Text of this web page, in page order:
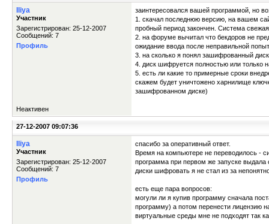
Iliya
Участник
Зарегистрирован: 25-12-2007
Сообщений: 7
Профиль
заинтересовался вашей программой, но
1. скачал последнюю версию, на вашем
пробный период закончен. Система
2. на форуме вычитал что бекдоров не
ожидание ввода после неправильной
3. на сколько я понял зашифрованный
4. диск шифруется полностью или только
5. есть ли какие то примерные сроки
скажем будет уничтожено харнилище
зашифрованном диске)
Неактивен
27-12-2007 09:07:36
Iliya
Участник
Зарегистрирован: 25-12-2007
Сообщений: 7
Профиль
спасибо за оперативный ответ.
Время на компьютере не переводилось -
программа при первом же запуске выдала
диски шифровать я не стал из за
есть еще пара вопросов:
могули ли я купив программу сначала
программу) а потом перенести лицензию
виртуальные среды мне не подходят так